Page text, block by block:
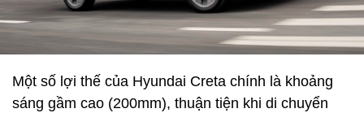
Một số lợi thế của Hyundai Creta chính là khoảng
sáng gầm cao (200mm), thuận tiện khi di chuyển